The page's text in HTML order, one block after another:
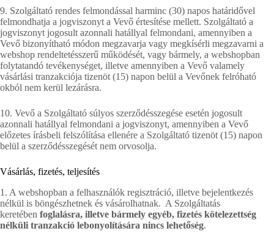
9. Szolgáltató rendes felmondással harminc (30) napos határidővel
felmondhatja a jogviszonyt a Vevő értesítése mellett. Szolgáltató a
jogviszonyt jogosult azonnali hatállyal felmondani, amennyiben a
Vevő bizonyítható módon megzavarja vagy megkísérli megzavarni a
webshop rendeltetésszerű működését, vagy bármely, a webshopban
folytatandó tevékenységet, illetve amennyiben a Vevő valamely
vásárlási tranzakciója tizenöt (15) napon belül a Vevőnek felróható
okból nem kerül lezárásra.
10. Vevő a Szolgáltató súlyos szerződésszegése esetén jogosult
azonnali hatállyal felmondani a jogviszonyt, amennyiben a Vevő
előzetes írásbeli felszólítása ellenére a Szolgáltató tizenöt (15) napon
belül a szerződésszegését nem orvosolja.
Vásárlás, fizetés, teljesítés
1. A webshopban a felhasználók regisztráció, illetve bejelentkezés
nélkül is böngészhetnek és vásárolhatnak. A Szolgáltatás
keretében foglalásra, illetve bármely egyéb, fizetés kötelezettség
nélküli tranzakció lebonyolítására nincs lehetőség.